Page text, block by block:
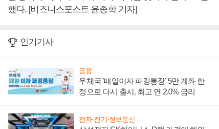
했다. [비즈니스포스트 윤종학 기자]
인기기사
금융
우체국 '매일이자 파킹통장' 5만 계좌 한
정으로 다시 출시, 최고 연 2.0% 금리
전자·전기·정보통신